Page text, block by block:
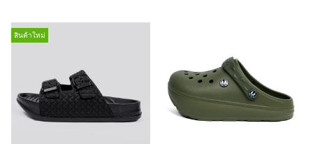
สินค้าใหม่